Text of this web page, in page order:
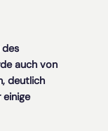
auch von
deutlich
einige